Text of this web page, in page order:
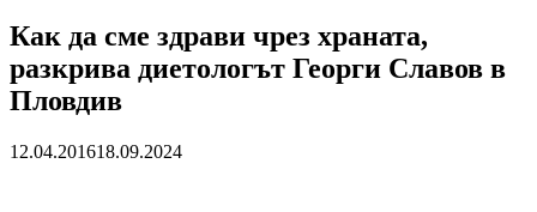
Как да сме здрави чрез храната,
разкрива диетологът Георги Славов в
Пловдив
12.04.201618.09.2024